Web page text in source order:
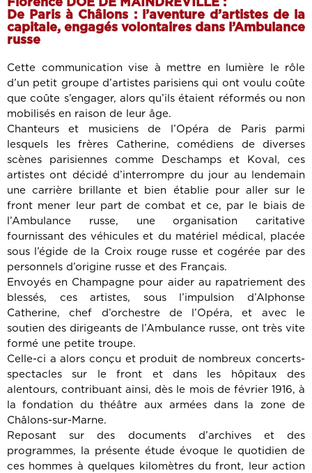
Florence DOÉ DE MAINDREVILLE :
De Paris à Châlons : l’aventure d’artistes de la
capitale, engagés volontaires dans l’Ambulance
russe
Cette communication vise à mettre en lumière le rôle
d’un petit groupe d’artistes parisiens qui ont voulu coûte
que coûte s’engager, alors qu’ils étaient réformés ou non
mobilisés en raison de leur âge.
Chanteurs et musiciens de l’Opéra de Paris parmi
lesquels les frères Catherine, comédiens de diverses
scènes parisiennes comme Deschamps et Koval, ces
artistes ont décidé d’interrompre du jour au lendemain
une carrière brillante et bien établie pour aller sur le
front mener leur part de combat et ce, par le biais de
l’Ambulance russe, une organisation caritative
fournissant des véhicules et du matériel médical, placée
sous l’égide de la Croix rouge russe et cogérée par des
personnels d’origine russe et des Français.
Envoyés en Champagne pour aider au rapatriement des
blessés, ces artistes, sous l’impulsion d’Alphonse
Catherine, chef d’orchestre de l’Opéra, et avec le
soutien des dirigeants de l’Ambulance russe, ont très vite
formé une petite troupe.
Celle-ci a alors conçu et produit de nombreux concerts-
spectacles sur le front et dans les hôpitaux des
alentours, contribuant ainsi, dès le mois de février 1916, à
la fondation du théâtre aux armées dans la zone de
Châlons-sur-Marne.
Reposant sur des documents d’archives et des
programmes, la présente étude évoque le quotidien de
ces hommes à quelques kilomètres du front, leur action